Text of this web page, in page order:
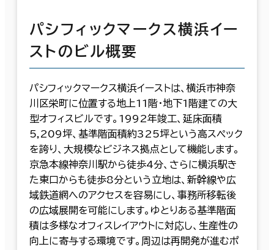
パシフィックマークス横浜イー
ストのビル概要
パシフィックマークス横浜イーストは、横浜市神奈
川区栄町に位置する地上11階・地下1階建ての大
型オフィスビルです。1992年竣工、延床面積
5,209坪、基準階面積約325坪という高スペック
を誇り、大規模なビジネス拠点として機能します。
京急本線神奈川駅から徒歩4分、さらに横浜駅き
た東口からも徒歩8分という立地は、新幹線や広
域鉄道網へのアクセスを容易にし、事務所移転後
の広域展開を可能にします。ゆとりある基準階面
積は多様なオフィスレイアウトに対応し、生産性の
向上に寄与する環境です。周辺は再開発が進むポ